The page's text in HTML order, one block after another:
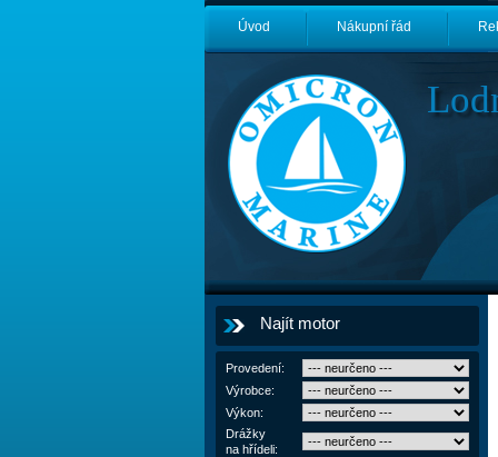
Úvod Nákupní řád
Najít motor
Provedení:
Výrobce:
Výkon:
Drážky
na hřídeli: